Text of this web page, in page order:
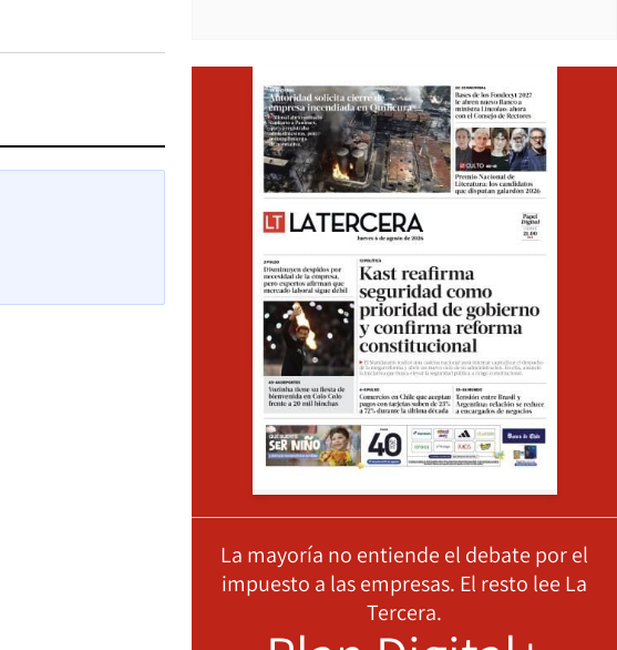
La mayoría no entiende el debate por el
impuesto a las empresas. El resto lee La
Tercera.